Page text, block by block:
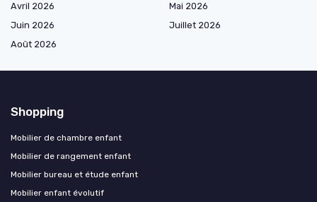
Avril 2026
Mai 2026
Juin 2026
Juillet 2026
Août 2026
Shopping
Mobilier de chambre enfant
Mobilier de rangement enfant
Mobilier bureau et étude enfant
Mobilier enfant évolutif